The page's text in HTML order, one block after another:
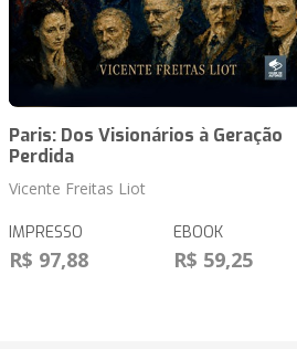
Paris: Dos Visionários à Geração
Perdida
Vicente Freitas Liot
IMPRESSO
R$ 97,88
EBOOK
R$ 59,25